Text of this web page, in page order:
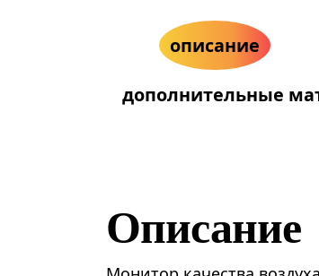
описание
дополнительные
Описание